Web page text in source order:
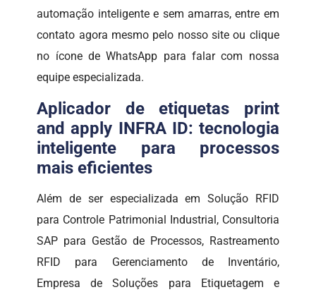
automação inteligente e sem amarras, entre em
contato agora mesmo pelo nosso site ou clique
no ícone de WhatsApp para falar com nossa
equipe especializada.
Aplicador de etiquetas print
and apply INFRA ID: tecnologia
inteligente para processos
mais eficientes
Além de ser especializada em Solução RFID
para Controle Patrimonial Industrial, Consultoria
SAP para Gestão de Processos, Rastreamento
RFID para Gerenciamento de Inventário,
Empresa de Soluções para Etiquetagem e